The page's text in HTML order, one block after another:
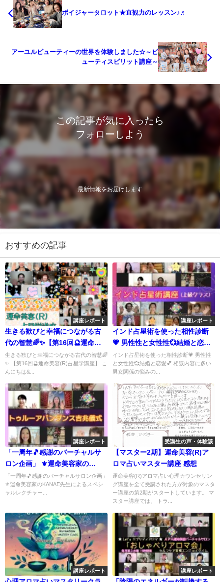
ボイジャータロット★直観力のレッスン♪♬
アーユルビューティーの世界を体験しました☆～ビ
ューティスピリット講座～
この記事が気に入ったら
フォローしよう
最新情報をお届けします
おすすめの記事
講座レポート
生きる歓びと幸福につながる古
代の智慧🌈✨【第16回🔮運命美
容(R)占星学講座】
生きる歓びと幸福につながる古代の智慧🌈
✨ 【第16回🔮運命美容(R)占星学講座】 こ
んにちは&...
講座レポート
インド占星術を使った相性診断
💗 男性性と女性性💞結婚と恋愛
💕 相談内容に多い男女関係の悩
みの鑑定についてのレクチャー
💐✨ 🌝運命美容アカデミー🌙イ
ンド占星術講座 【ジョーティシ
ュ上級講座】
インド占星術を使った相性診断💗 男性性
と女性性💞結婚と恋愛💕 相談内容に多い
男女関係の悩みの...
講座レポート
「一周年🎵感謝のバーチャルサ
ロン企画」 ⚜️運命美容家の
KANAE先生によるスペシャルレ
クチャー🌟 【アルケミーメンバ
「一周年🎵感謝のバーチャルサロン企画」
⚜️運命美容家のKANAE先生によるスペシ
ャルレクチャー...
受講生の声・体験談
【マスター2期】運命美容(R)ア
ロマ占いマスター講座 感想
運命美容(R)アロマ占い心理カウンセリン
グ講座を全て受講された方が対象のマスタ
ー講座の第2期がスタートしています。 マ
スター講座では、 トラ...
講座レポート 講座レポート